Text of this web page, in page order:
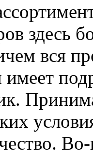
здесь
вся
имеет